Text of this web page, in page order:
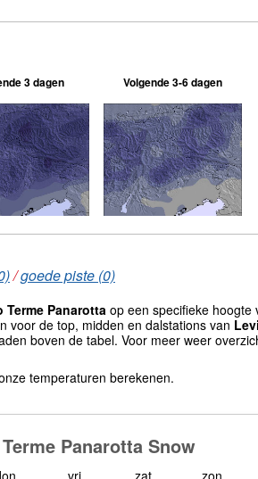
3 dagen Volgende 3-6 dagen
/goede piste (0)
Terme Panarottaop een specifieke hoogte
voor de top, midden en dalstations van
boven de tabel. Voor meer weer
temperaturen berekenen.